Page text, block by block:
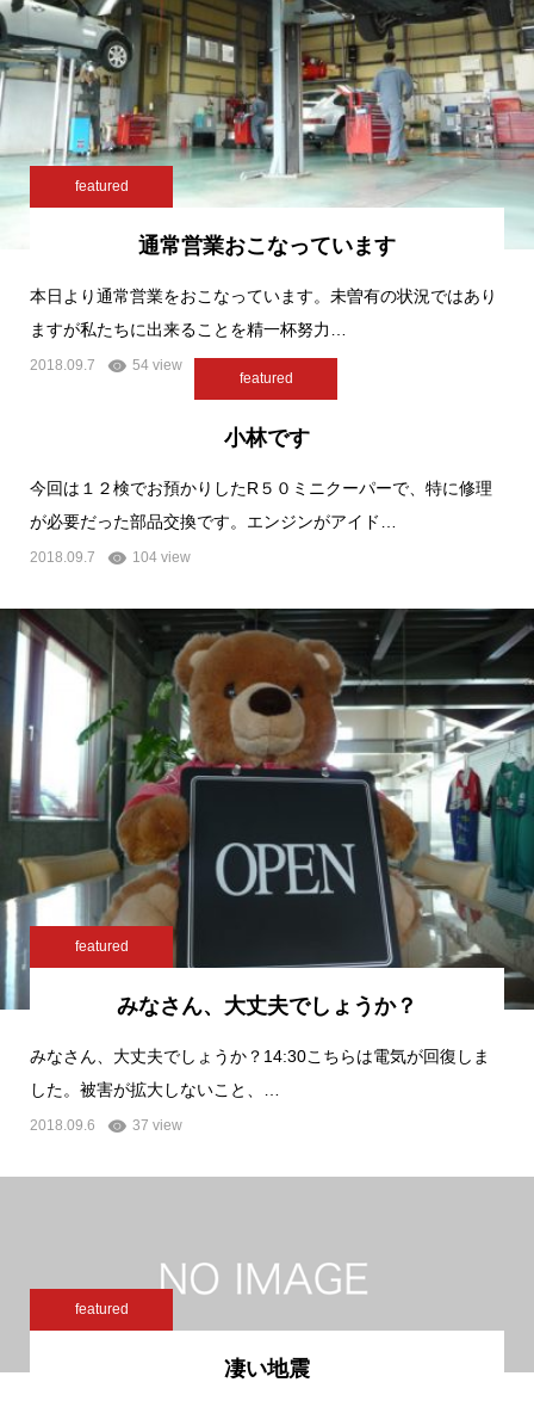
featured
通常営業おこなっています
本日より通常営業をおこなっています。未曽有の状況ではあり
ますが私たちに出来ることを精一杯努力…
2018.09.7 54 view
featured
小林です
今回は１２検でお預かりしたR５０ミニクーパーで、特に修理
が必要だった部品交換です。エンジンがアイド…
2018.09.7 104 view
featured
みなさん、大丈夫でしょうか？
みなさん、大丈夫でしょうか？14:30こちらは電気が回復しま
した。被害が拡大しないこと、…
2018.09.6 37 view
featured
凄い地震